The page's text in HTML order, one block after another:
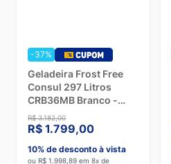
-37%
Geladeira Frost Free
Consul 297 Litros
CRB36MB Branco -
220V
R$ 3.182,00
R$ 1.799,00
10% de desconto à vista
ou R$ 1.998,89 em 8x de